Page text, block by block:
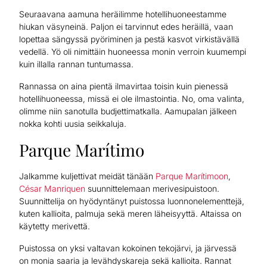
Seuraavana aamuna heräilimme hotellihuoneestamme
hiukan väsyneinä. Paljon ei tarvinnut edes heräillä, vaan
lopettaa sängyssä pyöriminen ja pestä kasvot virkistävällä
vedellä. Yö oli nimittäin huoneessa monin verroin kuumempi
kuin illalla rannan tuntumassa.
Rannassa on aina pientä ilmavirtaa toisin kuin pienessä
hotellihuoneessa, missä ei ole ilmastointia. No, oma valinta,
olimme niin sanotulla budjettimatkalla. Aamupalan jälkeen
nokka kohti uusia seikkaluja.
Parque Marítimo
Jalkamme kuljettivat meidät tänään Parque Marítimoon,
César Manriquen suunnittelemaan merivesipuistoon.
Suunnittelija on hyödyntänyt puistossa luonnonelementtejä,
kuten kallioita, palmuja sekä meren läheisyyttä. Altaissa on
käytetty merivettä.
Puistossa on yksi valtavan kokoinen tekojärvi, ja järvessä
on monia saaria ja levähdyskareja sekä kallioita. Rannat